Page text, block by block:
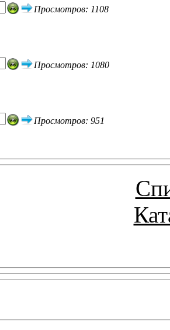
Просмотров: 1108
Просмотров: 1080
Просмотров: 951